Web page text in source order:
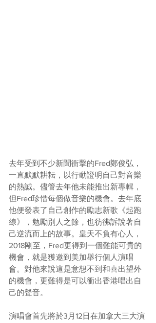
去年受到不少新聞衝擊的Fred鄭俊弘，
一直默默耕耘，以行動證明自己對音樂
的熱誠。儘管去年他未能推出新專輯，
但Fred珍惜每個做音樂的機會。去年底
他便發表了自己創作的勵志新歌《起跑
線》，勉勵別人之餘，也彷彿訴說著自
己逆流而上的故事。皇天不負有心人，
2018剛至，Fred更得到一個難能可貴的
機會，就是獲邀到美加舉行個人演唱
會。對他來說這是意想不到和喜出望外
的機會，更難得是可以衝出香港唱出自
己的聲音。
演唱會首先將於3月12日在加拿大三大演